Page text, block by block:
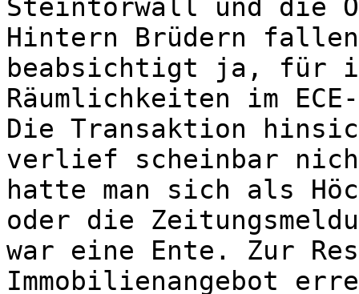
Steintorwall und die
Hintern Brüdern
beabsichtigt ja, für
Räumlichkeiten im
Die Transaktion
verlief scheinbar
hatte man sich als
oder die
war eine Ente. Zur
Immobilienangebot